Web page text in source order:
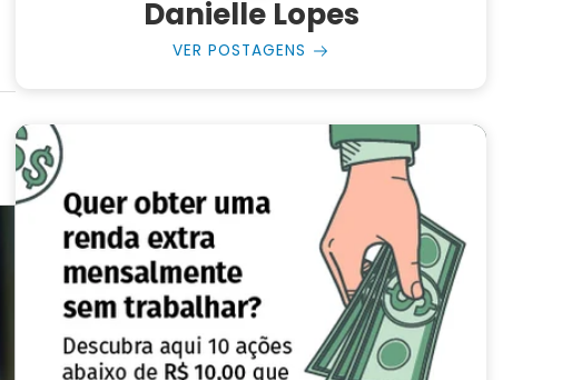
Danielle Lopes
VER POSTAGENS